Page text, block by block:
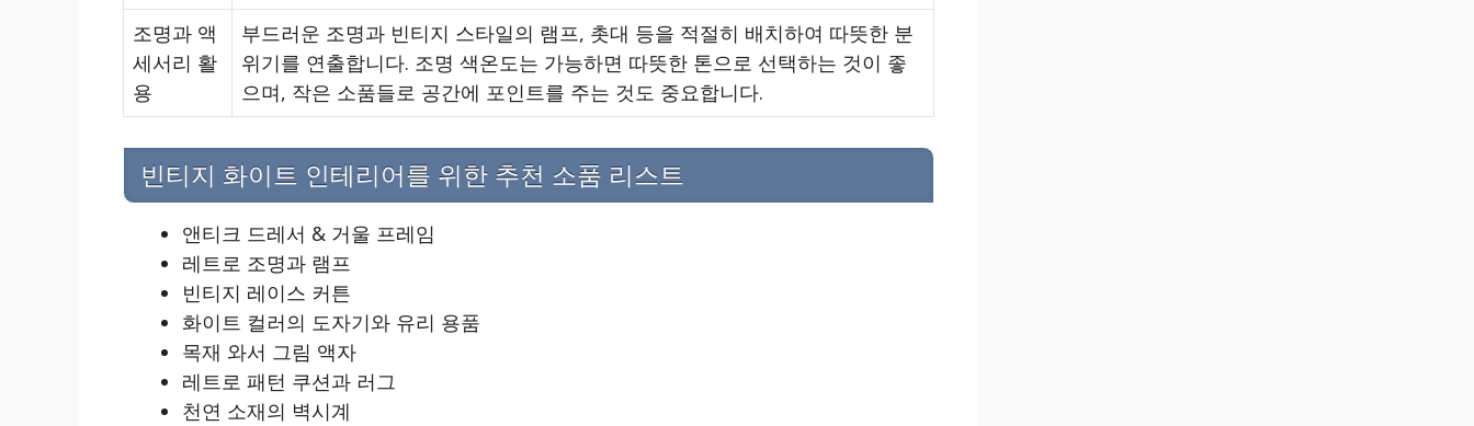
조명과 액
세서리 활
용
부드러운 조명과 빈티지 스타일의 램프, 촛대 등을 적절히 배치하여 따뜻한 분
위기를 연출합니다. 조명 색온도는 가능하면 따뜻한 톤으로 선택하는 것이 좋
으며, 작은 소품들로 공간에 포인트를 주는 것도 중요합니다.
빈티지 화이트 인테리어를 위한 추천 소품 리스트
앤티크 드레서 & 거울 프레임
레트로 조명과 램프
빈티지 레이스 커튼
화이트 컬러의 도자기와 유리 용품
목재 와서 그림 액자
레트로 패턴 쿠션과 러그
천연 소재의 벽시계